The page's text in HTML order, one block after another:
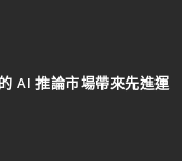
AI 推論市場帶來先進運